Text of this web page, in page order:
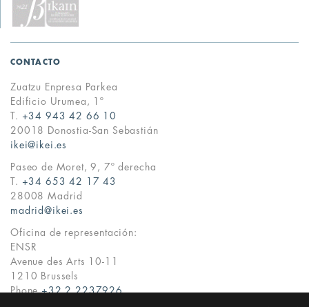
CONTACTO
Zuatzu Enpresa Parkea
Edificio Urumea, 1º
T. +34 943 42 66 10
20018 Donostia-San Sebastián
ikei@ikei.es
Paseo de Moret, 9, 7º derecha
T. +34 653 42 17 43
28008 Madrid
madrid@ikei.es
Oficina de representación:
ENSR
Avenue des Arts 10-11
1210 Brussels
Phone+32 2 2237926